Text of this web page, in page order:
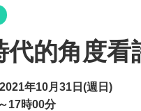
的角度看
年10月31日(週日)
17時00分